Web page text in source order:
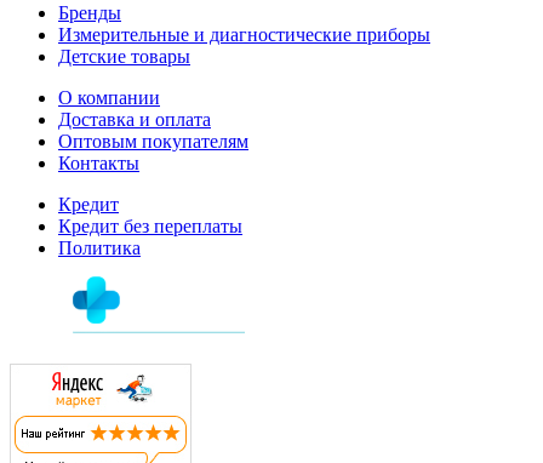
Бренды
Измерительные и диагностические приборы
Детские товары
О компании
Доставка и оплата
Оптовым покупателям
Контакты
Кредит
Кредит без переплаты
Политика